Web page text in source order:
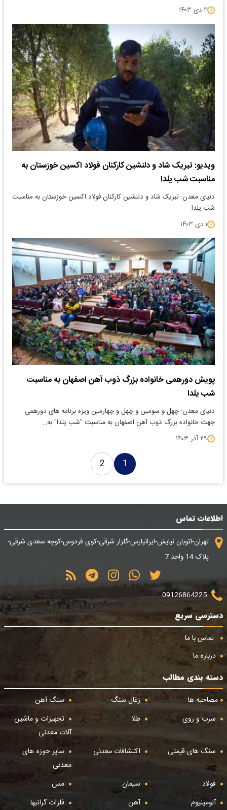
۲ دی ۱۴۰۳
ویدیو: تبریک شاد و دلنشین کارکنان فولاد اکسین خوزستان به
مناسبت شب یلدا
دنیای معدن: تبریک شاد و دلنشین کارکنان فولاد اکسین خوزستان به مناسبت
شب یلدا
۱ دی ۱۴۰۳
پویش دورهمی خانواده بزرگ ذوب آهن اصفهان به مناسبت
شب یلدا
دنیای معدن: چهل و سومین و چهل و چهارمین ویژه برنامه های دورهمی
جهت خانواده بزرگ ذوب آهن اصفهان به مناسبت "شب یلدا" به…
۲۹ آذر ۱۴۰۳
1
2
اطلاعات تماس
تهران-اتوبان نیایش-ایرانپارس-گلزار شرقی-کوی فردوس-کوچه سعدی شرقی-
پلاک 14 واحد 7
09126864225
دسترسی سریع
تماس با ما
درباره ما
دسته بندی مطالب
مصاحبه ها
زغال سنگ
سنگ آهن
سرب و روی
طلا
تجهیزات و ماشین
آلات معدنی
سنگ های قیمتی
اکتشافات معدنی
سایر حوزه های
معدنی
فولاد
سیمان
مس
آلومینیوم
آهن فلزات گرانبها